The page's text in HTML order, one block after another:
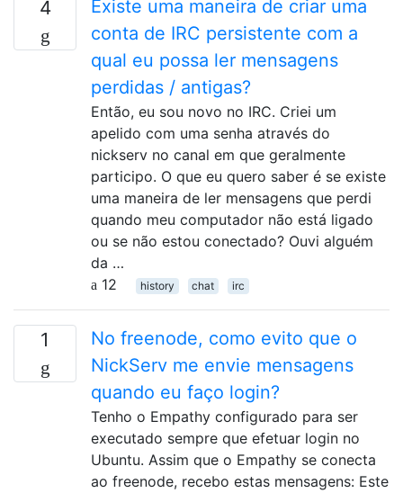
4
Existe uma maneira de criar uma
conta de IRC persistente com a
qual eu possa ler mensagens
perdidas / antigas?
Então, eu sou novo no IRC. Criei um
apelido com uma senha através do
nickserv no canal em que geralmente
participo. O que eu quero saber é se existe
uma maneira de ler mensagens que perdi
quando meu computador não está ligado
ou se não estou conectado? Ouvi alguém
da …
12
history chat irc
1
No freenode, como evito que o
NickServ me envie mensagens
quando eu faço login?
Tenho o Empathy configurado para ser
executado sempre que efetuar login no
Ubuntu. Assim que o Empathy se conecta
ao freenode, recebo estas mensagens: Este